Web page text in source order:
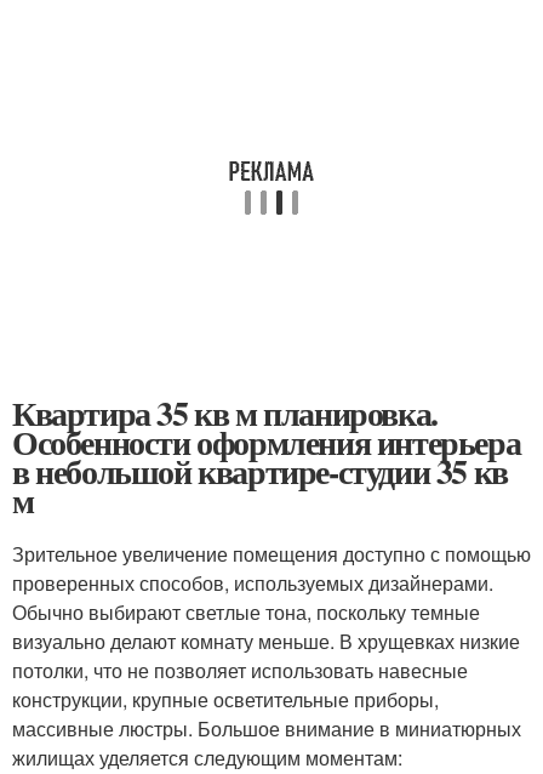
Квартира 35 кв м планировка.
Особенности оформления интерьера
в небольшой квартире-студии 35 кв
м
Зрительное увеличение помещения доступно с помощью
проверенных способов, используемых дизайнерами.
Обычно выбирают светлые тона, поскольку темные
визуально делают комнату меньше. В хрущевках низкие
потолки, что не позволяет использовать навесные
конструкции, крупные осветительные приборы,
массивные люстры. Большое внимание в миниатюрных
жилищах уделяется следующим моментам: